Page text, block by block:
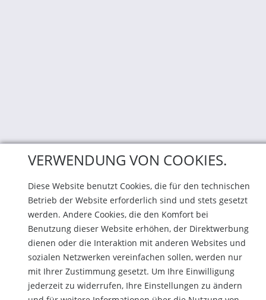
VERWENDUNG VON COOKIES.
Diese Website benutzt Cookies, die für den technischen
Betrieb der Website erforderlich sind und stets gesetzt
werden. Andere Cookies, die den Komfort bei
Benutzung dieser Website erhöhen, der Direktwerbung
dienen oder die Interaktion mit anderen Websites und
sozialen Netzwerken vereinfachen sollen, werden nur
mit Ihrer Zustimmung gesetzt. Um Ihre Einwilligung
jederzeit zu widerrufen, Ihre Einstellungen zu ändern